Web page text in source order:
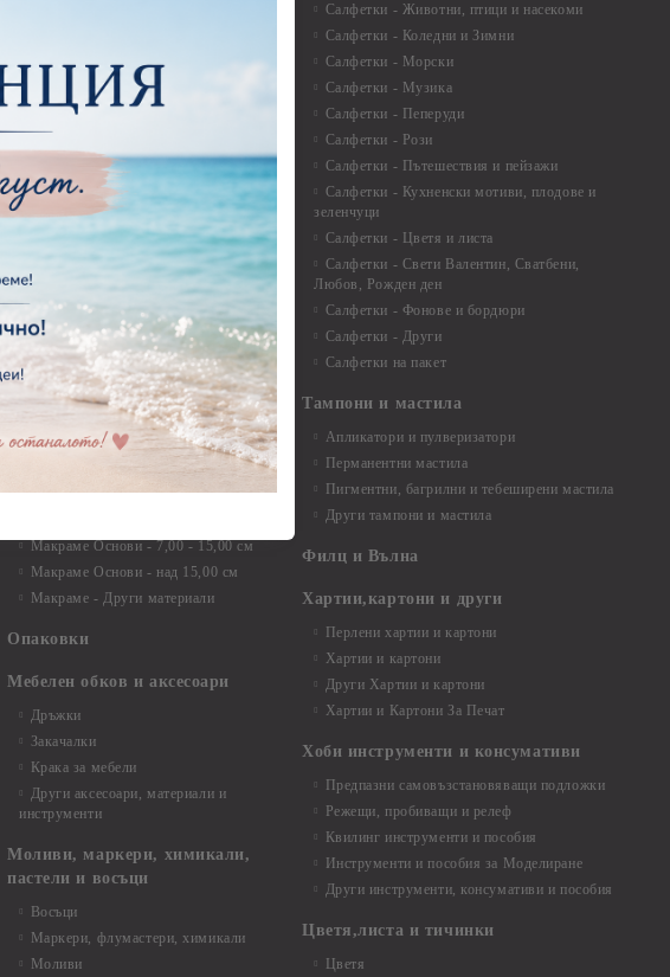
30см.
Квилинг ленти - 8мм
Инструменти и пособия за
квилинг
Комплекти за декорация
Лепила и лепящи средства
3D Повдигащи квадратчета и
ленти
Магнити
Велкро
Фото ъгли
Макраме Основи - 7,00 - 15,00 см
Макраме Основи - над 15,00 см
Макраме - Други материали
Опаковки
Мебелен обков и аксесоари
Дръжки
Закачалки
Крака за мебели
Други аксесоари, материали и
инструменти
Моливи, маркери, химикали,
пастели и восъци
Восъци
Маркери, флумастери, химикали
Моливи
Салфетки - Животни, птици и насекоми
Салфетки - Коледни и Зимни
Салфетки - Морски
Салфетки - Музика
Салфетки - Пеперуди
Салфетки - Рози
Салфетки - Пътешествия и пейзажи
Салфетки - Кухненски мотиви, плодове и
зеленчуци
Салфетки - Цветя и листа
Салфетки - Свети Валентин, Сватбени,
Любов, Рожден ден
Салфетки - Фонове и бордюри
Салфетки - Други
Салфетки на пакет
Тампони и мастила
Апликатори и пулверизатори
Перманентни мастила
Пигментни, багрилни и тебеширени мастила
Други тампони и мастила
Филц и Вълна
Хартии,картони и други
Перлени хартии и картони
Хартии и картони
Други Хартии и картони
Хартии и Картони За Печат
Хоби инструменти и консумативи
Предпазни самовъзстановяващи подложки
Режещи, пробиващи и релеф
Квилинг инструменти и пособия
Инструменти и пособия за Моделиране
Други инструменти, консумативи и пособия
Цветя,листа и тичинки
Цветя